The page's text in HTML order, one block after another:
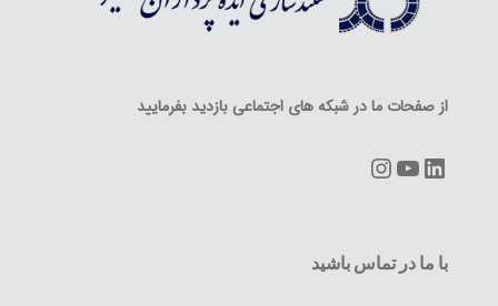
از صفحات ما در شبکه های اجتماعی بازدید بفرمایید
LinkedIn
YouTube
Instagram
با ما در تماس باشید